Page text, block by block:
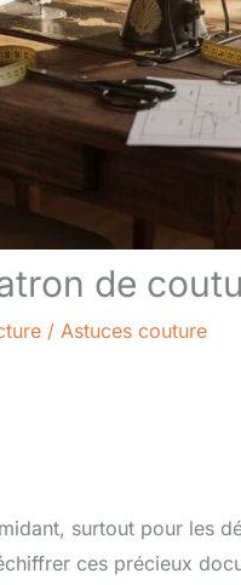
de
/ Astuces couture
surtout pour les
ces précieux